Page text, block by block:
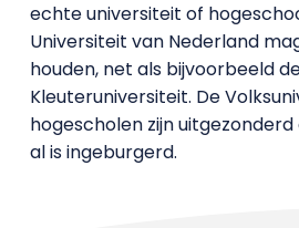
echte universiteit of
Universiteit van Nederland
houden, net als bijvoorbeeld
Kleuteruniversiteit. De
hogescholen zijn
al is ingeburgerd.